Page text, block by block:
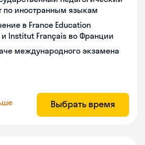
по иностранным языкам
в France Education
Institut Français во Франции
международного экзамена
Выбрать время